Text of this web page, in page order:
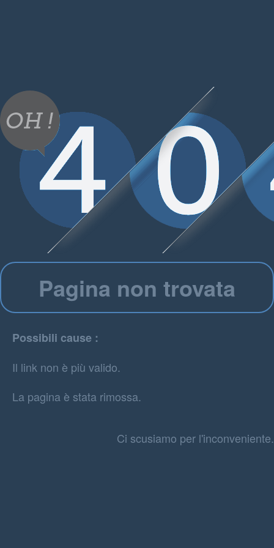
Pagina non trovata
Possibili cause :
Il link non è più valido.
La pagina è stata rimossa.
Ci scusiamo per l'inconveniente.